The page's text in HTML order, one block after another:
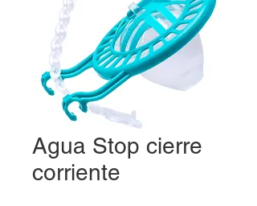
Agua Stop cierre
corriente